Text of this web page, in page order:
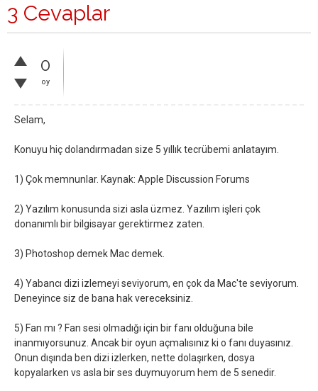
3 Cevaplar
0
oy
Selam,
Konuyu hiç dolandırmadan size 5 yıllık tecrübemi anlatayım.
1) Çok memnunlar. Kaynak: Apple Discussion Forums
2) Yazılım konusunda sizi asla üzmez. Yazılım işleri çok
donanımlı bir bilgisayar gerektirmez zaten.
3) Photoshop demek Mac demek.
4) Yabancı dizi izlemeyi seviyorum, en çok da Mac'te seviyorum.
Deneyince siz de bana hak vereceksiniz.
5) Fan mı ? Fan sesi olmadığı için bir fanı olduğuna bile
inanmıyorsunuz. Ancak bir oyun açmalısınız ki o fanı duyasınız.
Onun dışında ben dizi izlerken, nette dolaşırken, dosya
kopyalarken vs asla bir ses duymuyorum hem de 5 senedir.